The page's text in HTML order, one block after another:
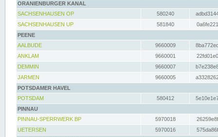
ORANIENBURGER KANAL
SACHSENHAUSEN OP
580240
SACHSENHAUSEN UP
581840
PEENE
AALBUDE
9660009
ANKLAM
9660001
DEMMIN
9660007
JARMEN
9660005
POTSDAMER HAVEL
POTSDAM
580412
PINNAU
PINNAU-SPERRWERK BP
5970018
UETERSEN
5970016